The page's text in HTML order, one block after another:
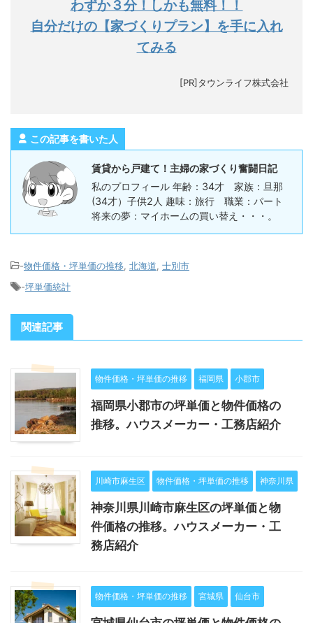
わずか３分！しかも無料！！
自分だけの【家づくりプラン】を手に入れ
てみる
[PR]タウンライフ株式会社
この記事を書いた人
賃貸から戸建て！主婦の家づくり奮闘日記
私のプロフィール 年齢：34才 家族：旦那
(34才）子供2人 趣味：旅行 職業：パート
将来の夢：マイホームの買い替え・・・。
-物件価格・坪単価の推移 北海道 士別市
-坪単価統計
関連記事
物件価格・坪単価の推移 福岡県 小郡市
福岡県小郡市の坪単価と物件価格の
推移。ハウスメーカー・工務店紹介
川崎市麻生区 物件価格・坪単価の推移 神奈川県
神奈川県川崎市麻生区の坪単価と物
件価格の推移。ハウスメーカー・工
務店紹介
物件価格・坪単価の推移 宮城県 仙台市